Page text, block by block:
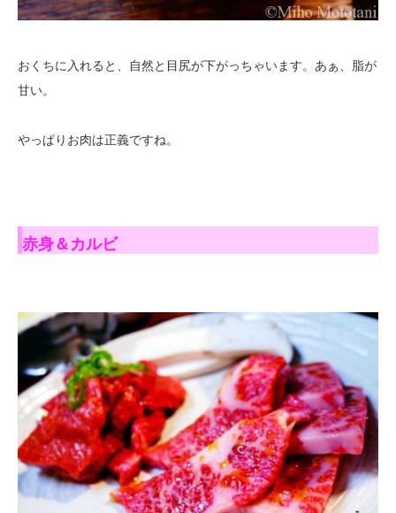
おくちに入れると、自然と目尻が下がっちゃいます。あぁ、脂が
甘い。
やっぱりお肉は正義ですね。
赤身＆カルビ